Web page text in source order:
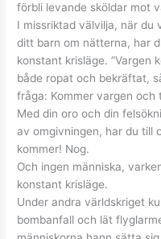
förbli levande sköldar mot
I missriktad välvilja, när du
ditt barn om nätterna, har
konstant krisläge. ”Vargen
både ropat och bekräftat,
fråga: Kommer vargen och
Med din oro och din
av omgivningen, har du till
kommer! Nog.
Och ingen människa,
konstant krisläge.
Under andra världskriget
bombanfall och lät